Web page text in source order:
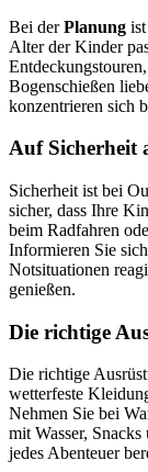
Bei derPlanung
Alter der Kinder
Bogenschießen
konzentrieren sich
Auf Sicherheit
Sicherheit ist bei
sicher, dass Ihre
beim Radfahren
Informieren Sie
Notsituationen
genießen.
Die richtige
Die richtige
wetterfeste
Nehmen Sie bei
mit Wasser,
jedes Abenteuer